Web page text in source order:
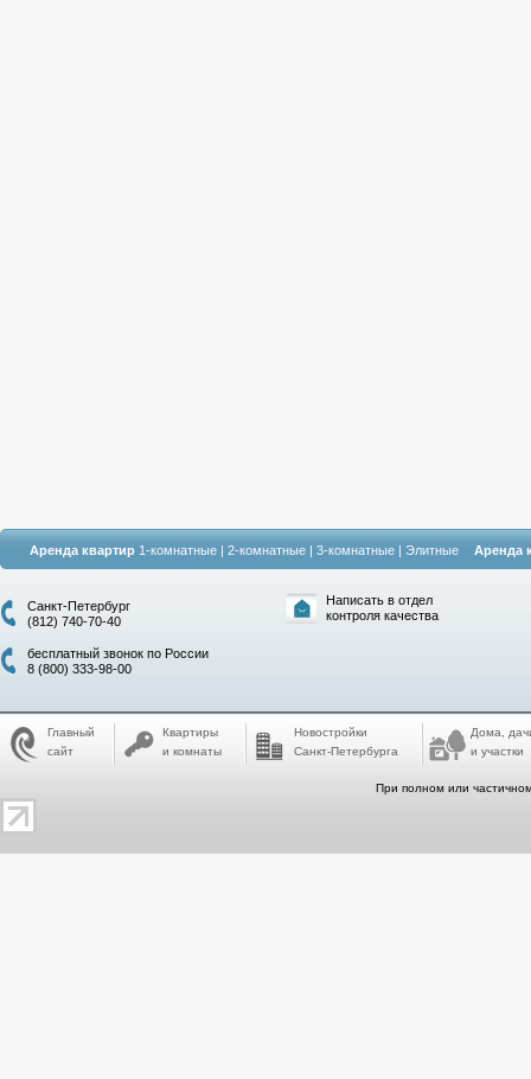
Аренда квартир 1-комнатные | 2-комнатные | 3-комнатные | Элитные Аренда
Санкт-Петербург
(812) 740-70-40
бесплатный звонок по России
8 (800) 333-98-00
Написать в отдел
контроля качества
Главный
сайт
Квартиры
и комнаты
Новостройки
Санкт-Петербурга
Дома,
и участки
При полном или